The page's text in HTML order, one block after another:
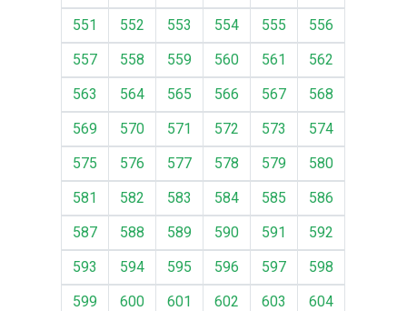
551
552 553 554 555
556
557
558 559 560 561
562
563
564 565 566 567
568
569
570 571 572 573
574
575
576 577 578 579
580
581
582 583 584 585
586
587
588 589 590 591
592
593
594 595 596 597
598
599
600 601 602 603
604